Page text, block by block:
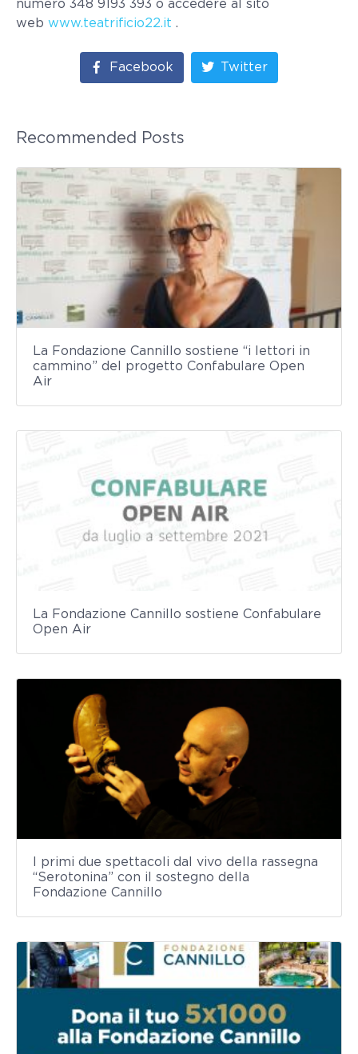
numero 348 9193 393 o accedere al sito
web www.teatrificio22.it .
Facebook Twitter
Recommended Posts
La Fondazione Cannillo sostiene “i lettori in
cammino” del progetto Confabulare Open
Air
La Fondazione Cannillo sostiene Confabulare
Open Air
I primi due spettacoli dal vivo della rassegna
“Serotonina” con il sostegno della
Fondazione Cannillo